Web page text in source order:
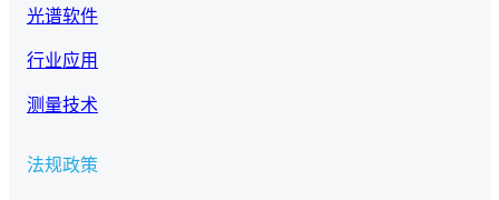
光谱软件
行业应用
测量技术
法规政策